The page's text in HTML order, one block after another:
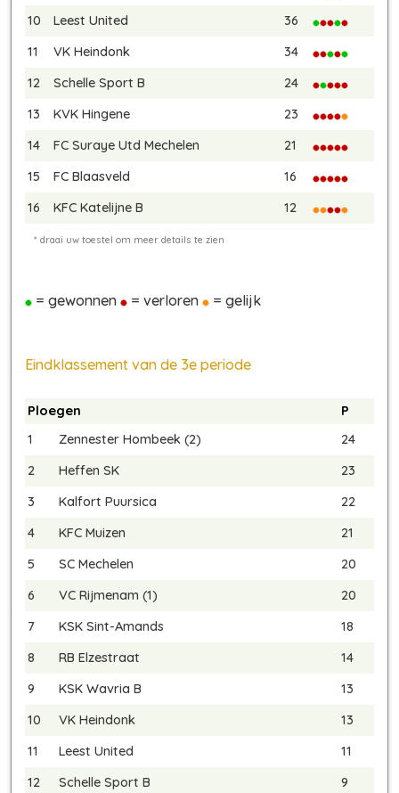
10
Leest United
36
11
VK Heindonk
34
12
Schelle Sport B
24
13
KVK Hingene
23
14
FC Suraye Utd Mechelen
21
15
FC Blaasveld
16
16
KFC Katelijne B 12
= gewonnen = verloren = gelijk
Eindklassement van de 3e periode
Ploegen
P
1
Zennester Hombeek (2)
24
2
Heffen SK
23
3
Kalfort Puursica
22
4
KFC Muizen
21
5
SC Mechelen
20
6
VC Rijmenam (1)
20
7
KSK Sint-Amands
18
8
RB Elzestraat
14
9
KSK Wavria B
13
10
VK Heindonk
13
11
Leest United
11
12
Schelle Sport B 9